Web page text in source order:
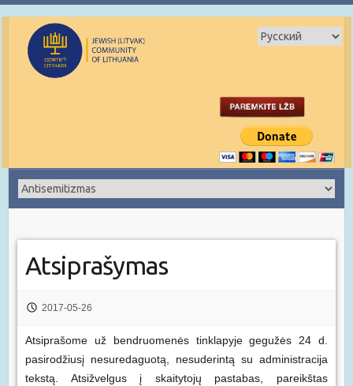
Atsiprašymas
2017-05-26
Atsiprašome už bendruomenės tinklapyje gegužės 24 d.
pasirodžiusį nesuredaguotą, nesuderintą su administracija
tekstą. Atsižvelgus į skaitytojų pastabas, pareikštas